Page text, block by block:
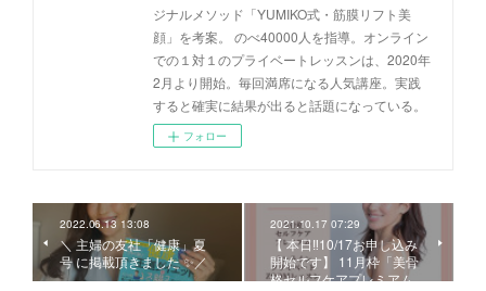
ジナルメソッド「YUMIKO式・筋膜リフト美
顔」を考案。 のべ40000人を指導。オンライン
での１対１のプライベートレッスンは、2020年
2月より開始。毎回満席になる人気講座。実践
すると確実に結果が出ると話題になっている。
フォロー
2022.06.13 13:08
＼ 主婦の友社「健康」夏
号 に掲載頂きました ✨／
2021.10.17 07:29
【 本日‼︎10/17お申し込み
開始です】 11月枠「美骨
格セルフケアプレミアム…